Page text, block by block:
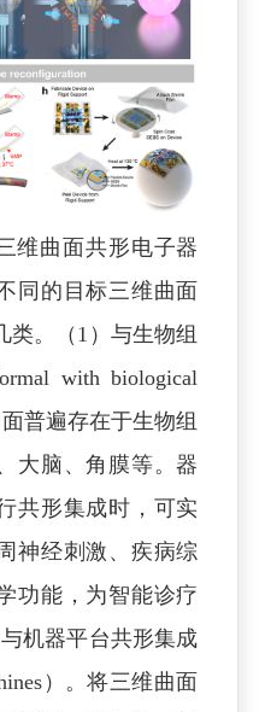
维曲面共形电子器
同的目标三维曲面
类。（1）与生物组
with biological
普遍存在于生物组
大脑、角膜等。器
共形集成时，可实
神经刺激、疾病综
功能，为智能诊疗
机器平台共形集成
）。将三维曲面